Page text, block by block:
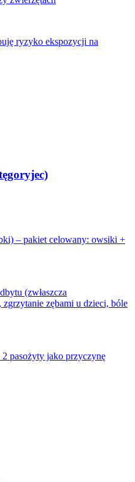
ryzyko ekspozycji na
– pakiet celowany: owsiki +
(zwłaszcza
zębami u dzieci, bóle
pasożyty jako przyczynę